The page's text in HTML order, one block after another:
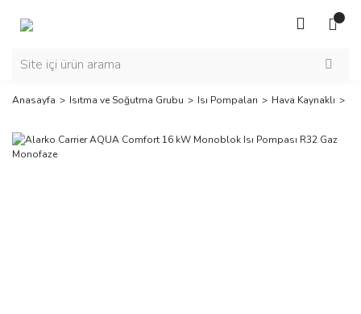
Anasayfa Isıtma ve Soğutma Grubu Isı Pompaları Hava Kaynaklı